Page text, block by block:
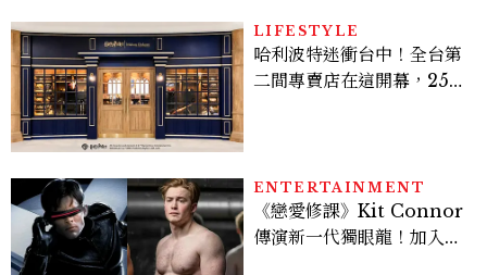
LIFESTYLE
哈利波特迷衝台中！全台第
二間專賣店在這開幕，25週
ENTERTAINMENT
《戀愛修課》Kit Connor
傳演新一代獨眼龍！加入新